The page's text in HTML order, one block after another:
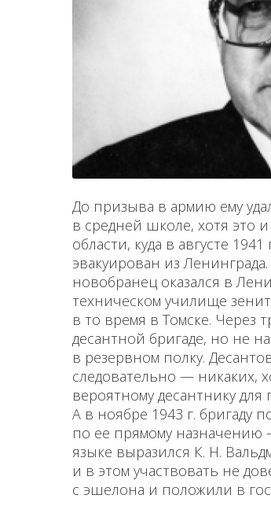
До призыва в армию ему
в средней школе, хотя это
области, куда в августе
эвакуирован из
новобранец оказался в
техническом училище
в то время в Томске. Через
десантной бригаде, но не
в резервном полку.
следовательно — никаких,
веро­ятному десантнику
А в ноябре 1943 г. бригаду
по ее пря­мому назначению
языке выра­зился К. Н.
и в этом участвовать не
с эшелона и поло­жили в